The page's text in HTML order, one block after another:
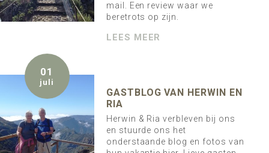
mail. Een review waar we
beretrots op zijn.
LEES MEER
01
juli
GASTBLOG VAN HERWIN EN
RIA
Herwin & Ria verbleven bij ons
en stuurde ons het
onderstaande blog en fotos van